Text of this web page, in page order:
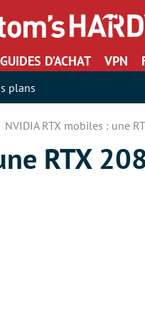
GUIDES D’ACHAT VPN
plans
NVIDIA RTX mobiles : une
RTX